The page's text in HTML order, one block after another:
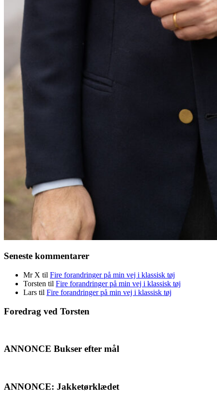
Seneste kommentarer
Mr X til Fire forandringer på min vej i klassisk tøj
Torsten til Fire forandringer på min vej i klassisk tøj
Lars til Fire forandringer på min vej i klassisk tøj
Foredrag ved Torsten
ANNONCE Bukser efter mål
ANNONCE: Jakketørklædet